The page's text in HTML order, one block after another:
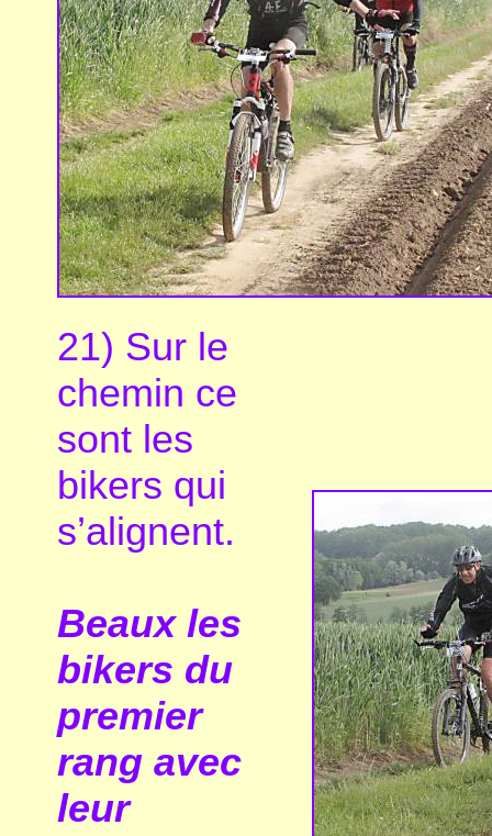
21) Sur le
chemin ce
sont les
bikers qui
s’alignent.
Beaux les
bikers du
premier
rang avec
leur